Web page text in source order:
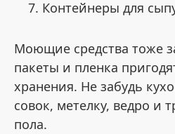
Контейнеры для
Моющие средства тоже
пакеты и пленка
хранения. Не забудь
совок, метелку, ведро и
пола.